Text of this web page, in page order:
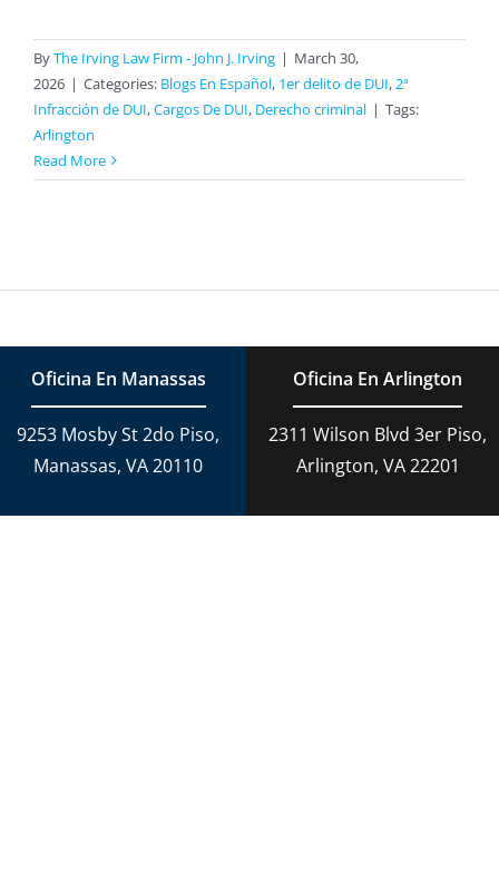
ByThe Irving Law Firm - John J. Irving | March 30,
2026 | Categories: Blogs En Español, 1er delito de DUI,2ª
Infracción de DUI,Cargos De DUI, Derecho criminal | Tags:
Arlington
Read More
Oficina En Manassas
9253 Mosby St 2do Piso,
Manassas, VA 20110
Oficina En Arlington
2311 Wilson Blvd 3er Piso,
Arlington, VA 22201